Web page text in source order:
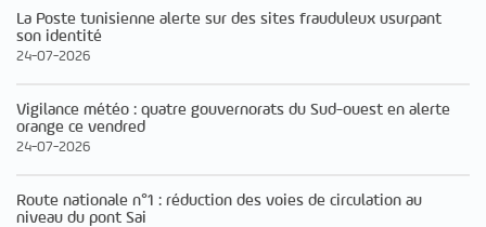
La Poste tunisienne alerte sur des sites frauduleux usurpant
son identité
24-07-2026
Vigilance météo : quatre gouvernorats du Sud-ouest en alerte
orange ce vendred
24-07-2026
Route nationale n°1 : réduction des voies de circulation au
niveau du pont Sai